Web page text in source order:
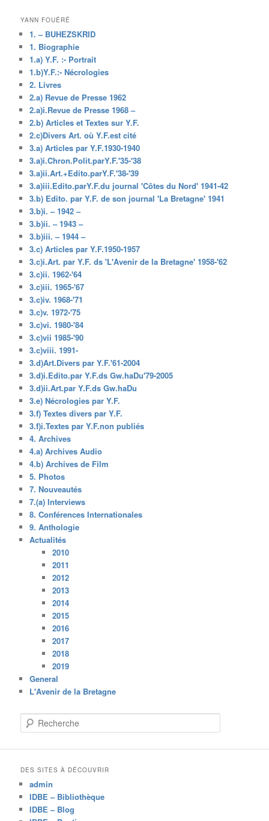
YANN FOUÉRÉ
1. – BUHEZSKRID
1. Biographie
1.a) Y.F. :- Portrait
1.b)Y.F.:- Nécrologies
2. Livres
2.a) Revue de Presse 1962
2.a)i.Revue de Presse 1968 –
2.b) Articles et Textes sur Y.F.
2.c)Divers Art. où Y.F.est cité
3.a) Articles par Y.F.1930-1940
3.a)i.Chron.Polit.parY.F.'35-'38
3.a)ii.Art.+Edito.parY.F.'38-'39
3.a)iii.Edito.parY.F.du journal 'Côtes du Nord' 1941-42
3.b) Edito. par Y.F. de son journal 'La Bretagne' 1941
3.b)i. – 1942 –
3.b)ii. – 1943 –
3.b)iii. – 1944 –
3.c) Articles par Y.F.1950-1957
3.c)i.Art. par Y.F. ds 'L'Avenir de la Bretagne' 1958-'62
3.c)ii. 1962-'64
3.c)iii. 1965-'67
3.c)iv. 1968-'71
3.c)v. 1972-'75
3.c)vi. 1980-'84
3.c)vii 1985-'90
3.c)viii. 1991-
3.d)Art.Divers par Y.F.'61-2004
3.d)i.Edito.par Y.F.ds Gw.haDu'79-2005
3.d)ii.Art.par Y.F.ds Gw.haDu
3.e) Nécrologies par Y.F.
3.f) Textes divers par Y.F.
3.f)i.Textes par Y.F.non publiés
4. Archives
4.a) Archives Audio
4.b) Archives de Film
5. Photos
7. Nouveautés
7.(a) Interviews
8. Conférences Internationales
9. Anthologie
Actualités
2010
2011
2012
2013
2014
2015
2016
2017
2018
2019
General
L'Avenir de la Bretagne
e
c
h
e
DES SITES À DÉCOUVRIR
admin
IDBE – Bibliothèque
IDBE – Blog